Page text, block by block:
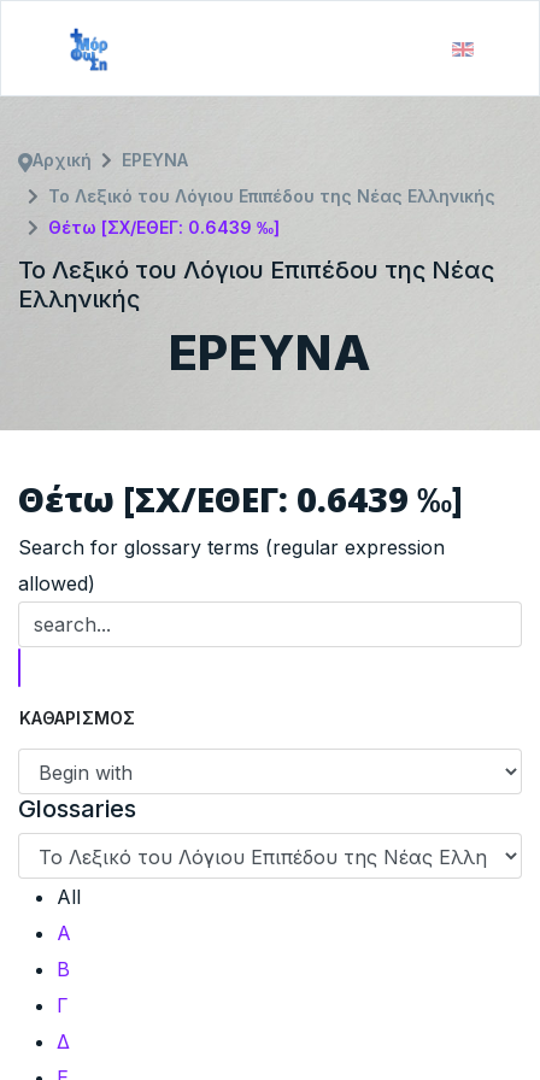
ΕΡΕΥΝΑ
Το Λεξικό του Λόγιου Επιπέδου της Νέας
Ελληνικής
Αρχική
ΕΡΕΥΝΑ
Το Λεξικό του Λόγιου Επιπέδου της Νέας Ελληνικής
Θέτω [ΣΧ/ΕΘΕΓ: 0.6439 ‰]
Θέτω [ΣΧ/ΕΘΕΓ: 0.6439 ‰]
Search for glossary terms (regular expression
allowed)
Glossaries
All
Α
Β
Γ
Δ